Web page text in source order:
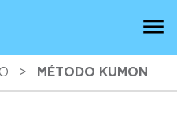
> MÉTODO KUMON